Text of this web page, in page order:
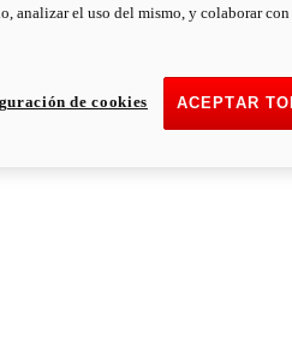
analizar el uso del mismo, y colaborar con
ACEPTAR
de cookies